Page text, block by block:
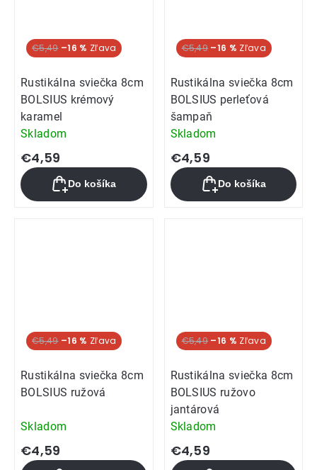
€5,49 –16 %
Rustikálna sviečka 8cm
BOLSIUS krémový
karamel
Skladom
€4,59
Do košíka
€5,49 –16 %
Rustikálna sviečka 8cm
BOLSIUS perleťová
šampaň
Skladom
€4,59
Do košíka
€5,49 –16 %
Rustikálna sviečka 8cm
BOLSIUS ružová
Skladom
€4,59
€5,49 –16 %
Rustikálna sviečka 8cm
BOLSIUS ružovo
jantárová
Skladom
€4,59